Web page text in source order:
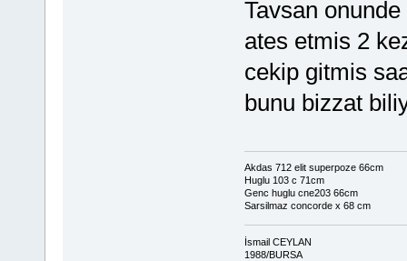
Tavsan
ates etmis 2
cekip gitmis
bunu bizzat
Akdas 712 elit superpoze 66cm
Huglu 103 c 71cm
Genc huglu cne203 66cm
Sarsilmaz concorde x 68 cm
İsmail CEYLAN
1988/BURSA